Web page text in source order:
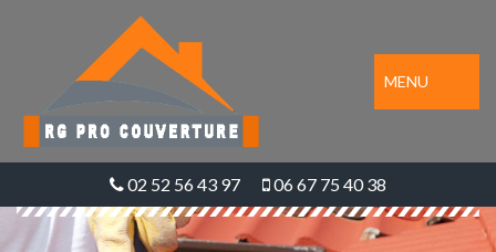
MENU
02 52 56 43 97 06 67 75 40 38